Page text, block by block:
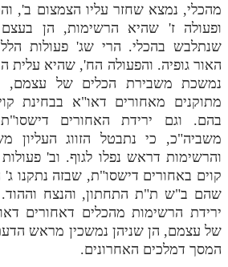
תלמוד עשר הספירות חלק יב
תלמוד עשר הספירות חלק יג
תלמוד עשר הספירות חלק יד
תלמוד עשר הספירות חלק טו
תלמוד עשר הספירות חלק טז
בית שער הכוונות
אודות האתר
אודות האתר
בעל הסולם
מהכלי, נמצא שחזר עליו הצמצום ב',
ופעולה ז' שהיא הרשימות, הן
שנתלבש בהכלי. הרי שג' פעולות
האור גופיה. והפעולה הח', שהיא עלית
נמשכת משבירת הכלים של עצמם,
מתוקנים מאחורים דאו"א בבחינת
בהם. וגם ירידת האחורים
משביה"כ, כי נתבטל הזווג העליון
והרשימות דראש נפלו לגוף. וב'
קוים באחורים דישסו"ת, שבזה נתקנו
שהם ב"ש ת"ת התחתון, והנצח
ירידת הרשימות מהכלים דאחורים
של עצמם, הן שניהן נמשכין מראש
המסך דמלכים האחרונים.